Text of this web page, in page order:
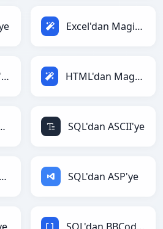
Excel'dan Magic'ye
HTML'dan SQL'ye HTML'dan Magic'ye
SQL'dan ASCII'ye
SQL'dan AsciiDoc'ye SQL'dan ASP'ye